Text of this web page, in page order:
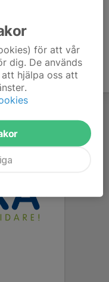
för att vår
dig. De används
hjälpa oss att